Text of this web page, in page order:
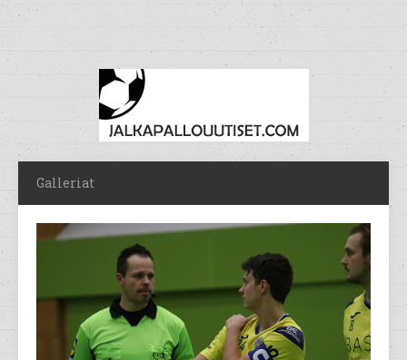
Galleriat